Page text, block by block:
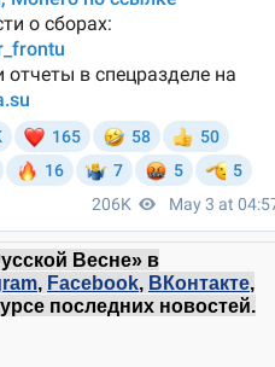
Весне» в
, Facebook, ВКонтакте,
последних новостей.